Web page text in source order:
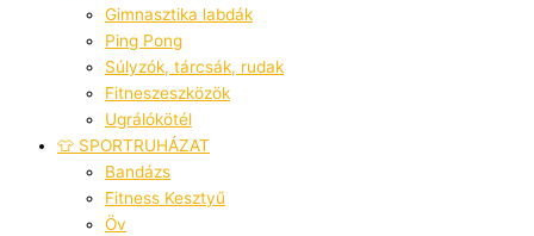
Gimnasztika labdák
Ping Pong
Súlyzók, tárcsák, rudak
Fitneszeszközök
Ugrálókötél
👕 SPORTRUHÁZAT
Bandázs
Fitness Kesztyű
Öv